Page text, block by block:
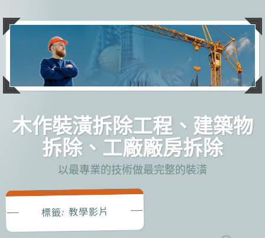
主
木作裝潢拆除工程、建築物
拆除、工廠廠房拆除
以最專業的技術做最完整的裝潢
標籤:教學影片